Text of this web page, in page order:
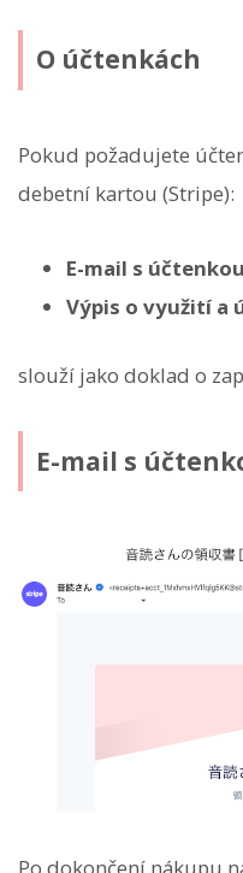
O účtenkách
Pokud požadujete
debetní kartou (Stripe):
E-mail s účtenkou
Výpis o využití a
slouží jako doklad o
E-mail s
Po dokončení nákupu